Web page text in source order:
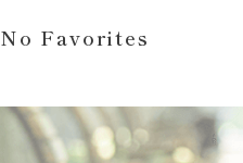
No Favorites